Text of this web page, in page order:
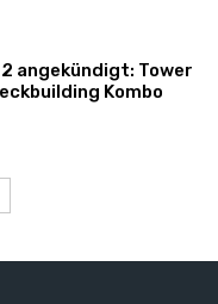
angekündigt: Tower
Kombo